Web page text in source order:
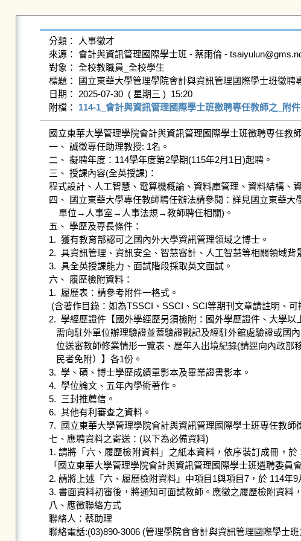
分類： 人事徵才
來源： 會計與資訊管理國際學士班 - 蔡雨倫 -
對象： 全校教職員_全校學生
標題： 國立東華大學管理學院會計與資訊管理國際學士班徵聘
日期： 2025-07-30  ( 星期三 )  15:20
附檔： 114-1_會計與資訊管理國際學士班徵聘專任教師之_附
國立東華大學管理學院會計與資訊管理國際學士班徵聘專任教
一、 誠徵專任助理教授: 1名。
二、 擬聘年度：114學年度第2學期(115年2月1日)起聘。
三、 授課內容(全英授課)：
程式設計、人工智慧、電算機概論、資料庫管理、資料結構、
四、 國立東華大學專任教師聘任辦法請參閱：詳見國立東華
五、 學歷及專長條件：
1.  獲有教育部認可之國內外大學資訊管理領域之博士。
2.  具資訊管理、資訊安全、智慧審計、人工智慧等相關領域背
3.  具全英授課能力、面試階段採取英文面試。
六、 履歷檢附資料：
1.  履歷表：請參考附件一格式。
2.  學經歷證件【國外學經歷另須檢附：國外學歷證件、大學以
3.  學、碩、博士學歷成績單影本及畢業證書影本。
4.  學位論文、五年內學術著作。
5.  三封推薦信。
6.  其他有利審查之資料。
7.  國立東華大學管理學院會計與資訊管理國際學士班專任教師
七、應聘資料之寄送：(以下為必備資料)
1. 請將「六、履歷檢附資料」之紙本資料，依序裝訂成冊，
「國立東華大學管理學院會計與資訊管理國際學士班遴聘委
2. 請將上述「六、履歷檢附資料」中項目1與項目7，於 114年
3. 書面資料初審後，將通知可面試教師。應徵之履歷檢附資料
八、應徵聯絡方式
聯絡人：蔡助理
聯絡電話:(03)890-3006 (管理學院會會計與資訊管理國際學士